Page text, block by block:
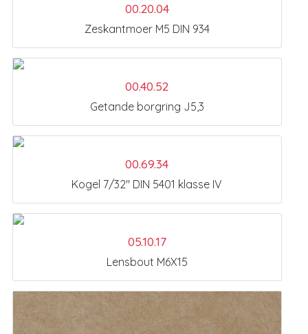
00.20.04
Zeskantmoer M5 DIN 934
00.40.52
Getande borgring J5,3
00.69.34
Kogel 7/32" DIN 5401 klasse IV
05.10.17
Lensbout M6X15